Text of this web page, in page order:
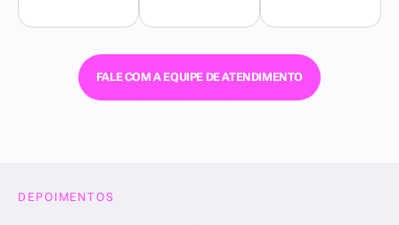
FALE COM A EQUIPE DE ATENDIMENTO
DEPOIMENTOS